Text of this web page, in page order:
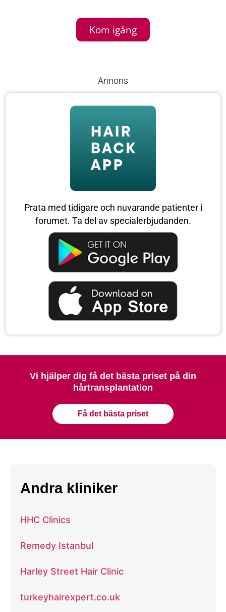
Kom igång
Annons
Prata med tidigare och nuvarande patienter i
forumet. Ta del av specialerbjudanden.
Vi hjälper dig få det bästa priset på din
hårtransplantation
Få det bästa priset
Andra kliniker
HHC Clinics
Remedy Istanbul
Harley Street Hair Clinic
turkeyhairexpert.co.uk